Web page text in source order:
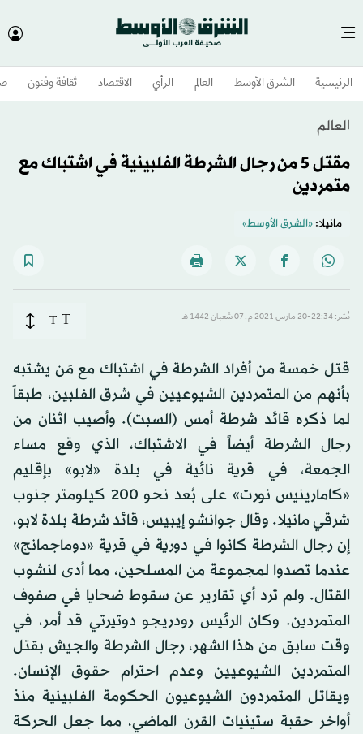
الرئيسية الشرق الأوسط​ العالم الرأي الاقتصاد ثقافة وفنون
العالم
مقتل 5 من رجال الشرطة الفلبينية في اشتباك مع
متمردين
مانيلا:«الشرق الأوسط»
نُشر: 22:34-20 مارس 2021 م ـ 07 شَعبان 1442 هـ T
T
قتل خمسة من أفراد الشرطة في اشتباك مع مَن يشتبه
بأنهم من المتمردين الشيوعيين في شرق الفلبين، طبقاً
لما ذكره قائد شرطة أمس (السبت). وأصيب اثنان من
رجال الشرطة أيضاً في الاشتباك، الذي وقع مساء
الجمعة، في قرية نائية في بلدة «لابو» بإقليم
«كامارينيس نورت» على بُعد نحو 200 كيلومتر جنوب
شرقي مانيلا. وقال جوانشو إيبيس، قائد شرطة بلدة لابو،
إن رجال الشرطة كانوا في دورية في قرية «دوماجمانج»
عندما تصدوا لمجموعة من المسلحين، مما أدى لنشوب
القتال. ولم ترد أي تقارير عن سقوط ضحايا في صفوف
المتمردين. وكان الرئيس رودريجو دوتيرتي قد أمر، في
وقت سابق من هذا الشهر، رجال الشرطة والجيش بقتل
المتمردين الشيوعيين وعدم احترام حقوق الإنسان.
ويقاتل المتمردون الشيوعيون الحكومة الفلبينية منذ
أواخر حقبة ستينيات القرن الماضي، مما جعل الحركة